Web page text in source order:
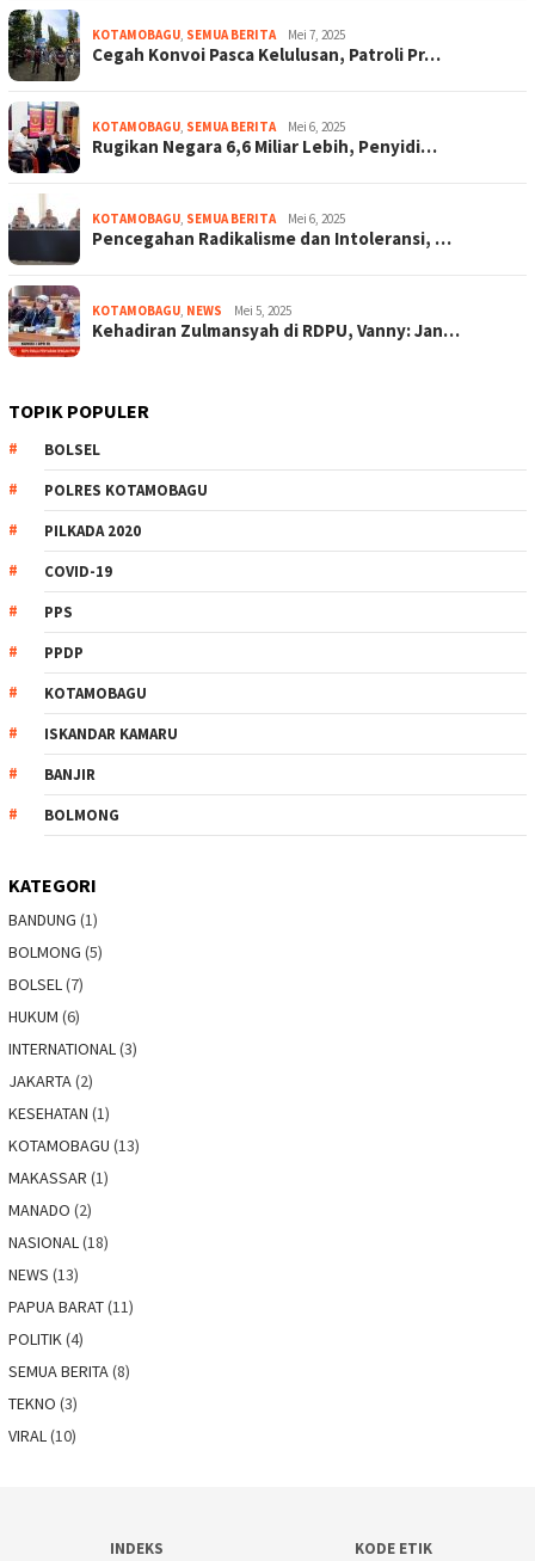
KOTAMOBAGU SEMUA BERITA Mei 7, 2025
Cegah Konvoi Pasca Kelulusan, Patroli Pr…
KOTAMOBAGU SEMUA BERITA Mei 6, 2025
Rugikan Negara 6,6 Miliar Lebih, Penyidi…
KOTAMOBAGU SEMUA BERITA Mei 6, 2025
Pencegahan Radikalisme dan Intoleransi, …
KOTAMOBAGU NEWS Mei 5, 2025
Kehadiran Zulmansyah di RDPU, Vanny: Jan…
TOPIK POPULER
BOLSEL
POLRES KOTAMOBAGU
PILKADA 2020
COVID-19
PPS
PPDP
KOTAMOBAGU
ISKANDAR KAMARU
BANJIR
BOLMONG
KATEGORI
BANDUNG (1)
BOLMONG (5)
BOLSEL(7)
HUKUM (6)
INTERNATIONAL(3)
JAKARTA(2)
KESEHATAN (1)
KOTAMOBAGU (13)
MAKASSAR (1)
MANADO (2)
NASIONAL(18)
NEWS (13)
PAPUA BARAT(11)
POLITIK(4)
SEMUA BERITA(8)
TEKNO (3)
VIRAL(10)
INDEKS KODE ETIK